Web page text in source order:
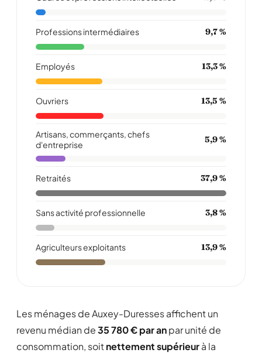
Professions intermédiaires 9,7 %
Employés 13,3 %
Ouvriers 13,5 %
Artisans, commerçants, chefs
d'entreprise
5,9 %
Retraités 37,9 %
Sans activité professionnelle 3,8 %
Agriculteurs exploitants 13,9 %
Les ménages de Auxey-Duresses affichent un
revenu médian de35 780 € par anpar unité de
consommation, soitnettement supérieurà la